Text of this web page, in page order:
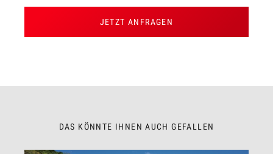
JETZT ANFRAGEN
DAS KÖNNTE IHNEN AUCH GEFALLEN